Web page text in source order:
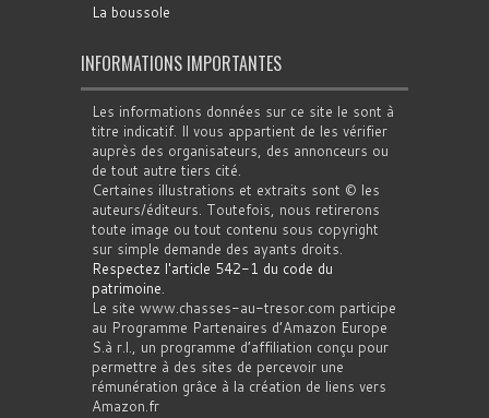
La boussole
INFORMATIONS IMPORTANTES
Les informations données sur ce site le sont à
titre indicatif. Il vous appartient de les vérifier
auprès des organisateurs, des annonceurs ou
de tout autre tiers cité.
Certaines illustrations et extraits sont © les
auteurs/éditeurs. Toutefois, nous retirerons
toute image ou tout contenu sous copyright
sur simple demande des ayants droits.
Respectez l'article 542-1 du code du
patrimoine.
Le site www.chasses-au-tresor.com participe
au Programme Partenaires d’Amazon Europe
S.à r.l., un programme d’affiliation conçu pour
permettre à des sites de percevoir une
rémunération grâce à la création de liens vers
Amazon.fr